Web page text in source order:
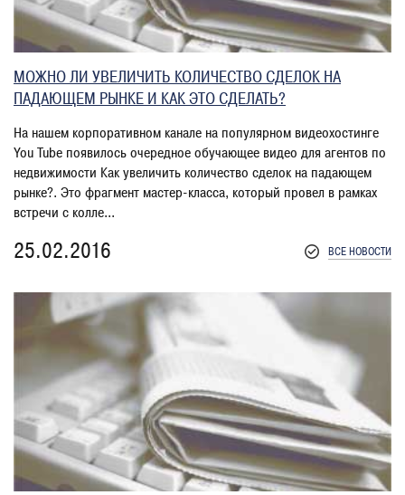
МОЖНО ЛИ УВЕЛИЧИТЬ КОЛИЧЕСТВО СДЕЛОК НА
ПАДАЮЩЕМ РЫНКЕ И КАК ЭТО СДЕЛАТЬ?
На нашем корпоративном канале на популярном видеохостинге
You Tube появилось очередное обучающее видео для агентов по
недвижимости Как увеличить количество сделок на падающем
рынке?. Это фрагмент мастер-класса, который провел в рамках
встречи с колле...
25.02.2016 ВСЕ НОВОСТИ